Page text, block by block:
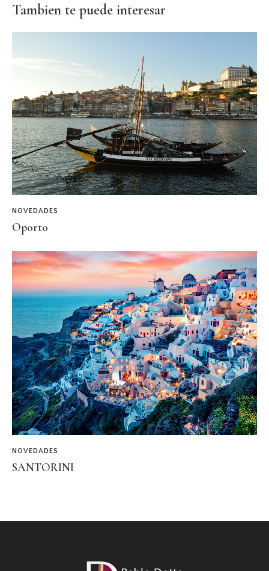
Tambien te puede interesar
NOVEDADES
Oporto
NOVEDADES
SANTORINI